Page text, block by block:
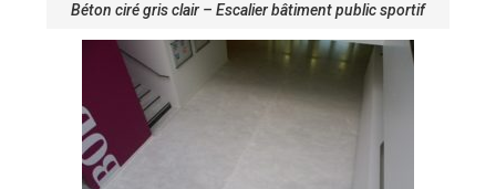
Béton ciré gris clair – Escalier bâtiment public sportif